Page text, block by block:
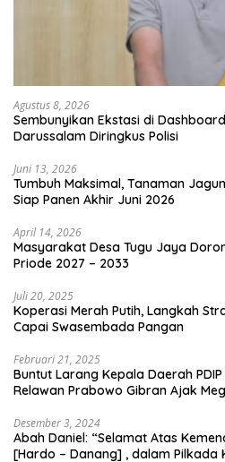
Agustus 8, 2026
Sembunyikan Ekstasi di
Darussalam Diringkus Polisi
Juni 13, 2026
Tumbuh Maksimal, Tanaman
Siap Panen Akhir Juni 2026
April 14, 2026
Masyarakat Desa Tugu Jaya
Priode 2027 – 2033
Juli 20, 2025
Koperasi Merah Putih, Langkah
Capai Swasembada Pangan
Februari 21, 2025
Buntut Larang Kepala Daerah
Relawan Prabowo Gibran Ajak
Desember 3, 2024
Abah Daniel: “Selamat Atas
[Hardo – Danang] , dalam Pilkada